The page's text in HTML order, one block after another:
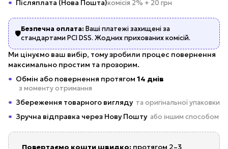
Післяплата (Нова Пошта)комісія 2% + 20 грн
🛡️
Безпечна оплата: Ваші платежі захищені за
стандартами PCI DSS. Жодних прихованих комісій.
Ми цінуємо ваш вибір, тому зробили процес повернення
максимально простим та прозорим.
Обмін або повернення протягом 14 днів
з моменту отримання
Збереження товарного вигляду та оригінальної упаковки
Зручна відправка через Нову Пошту або іншим способом
Повертаємо кошти швидко: протягом 2–3